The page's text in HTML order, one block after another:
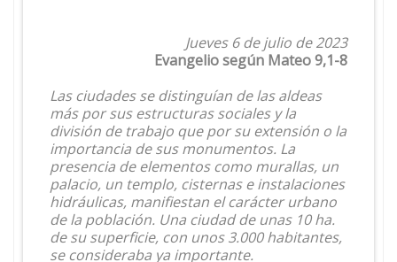
Jueves 6 de julio de 2023
Evangelio según Mateo 9,1-8
Las ciudades se distinguían de las aldeas
más por sus estructuras sociales y la
división de trabajo que por su extensión o la
importancia de sus monumentos. La
presencia de elementos como murallas, un
palacio, un templo, cisternas e instalaciones
hidráulicas, manifiestan el carácter urbano
de la población. Una ciudad de unas 10 ha.
de su superficie, con unos 3.000 habitantes,
se consideraba ya importante.